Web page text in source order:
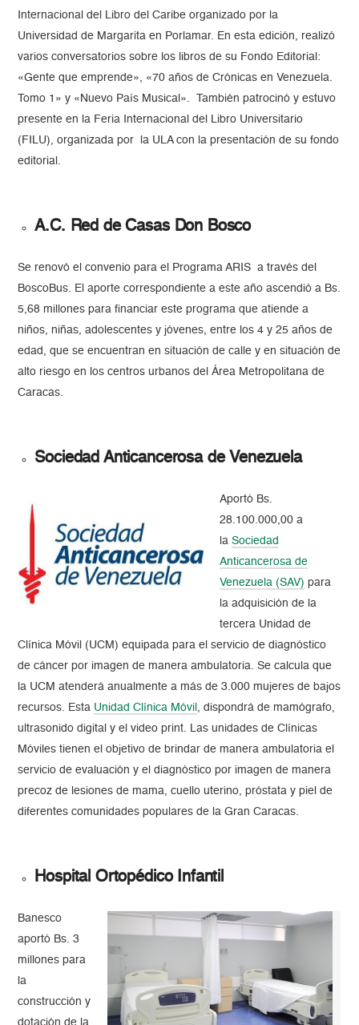
Internacional del Libro del Caribe organizado por la
Universidad de Margarita en Porlamar. En esta edición, realizó
varios conversatorios sobre los libros de su Fondo Editorial:
«Gente que emprende», «70 años de Crónicas en Venezuela.
Tomo 1» y «Nuevo País Musical». También patrocinó y estuvo
presente en la Feria Internacional del Libro Universitario
(FILU), organizada por la ULA con la presentación de su fondo
editorial.
A.C. Red de Casas Don Bosco
Se renovó el convenio para el Programa ARIS a través del
BoscoBus. El aporte correspondiente a este año ascendió a Bs.
5,68 millones para financiar este programa que atiende a
niños, niñas, adolescentes y jóvenes, entre los 4 y 25 años de
edad, que se encuentran en situación de calle y en situación de
alto riesgo en los centros urbanos del Área Metropolitana de
Caracas.
Sociedad Anticancerosa de Venezuela
Aportó Bs.
28.100.000,00 a
laSociedad
Anticancerosa de
Venezuela (SAV) para
la adquisición de la
tercera Unidad de
Clínica Móvil (UCM) equipada para el servicio de diagnóstico
de cáncer por imagen de manera ambulatoria. Se calcula que
la UCM atenderá anualmente a más de 3.000 mujeres de bajos
recursos. Esta Unidad Clínica Móvil , dispondrá de mamógrafo,
ultrasonido digital y el video print. Las unidades de Clínicas
Móviles tienen el objetivo de brindar de manera ambulatoria el
servicio de evaluación y el diagnóstico por imagen de manera
precoz de lesiones de mama, cuello uterino, próstata y piel de
diferentes comunidades populares de la Gran Caracas.
Hospital Ortopédico Infantil
Banesco
aportó Bs. 3
millones para
la
construcción y